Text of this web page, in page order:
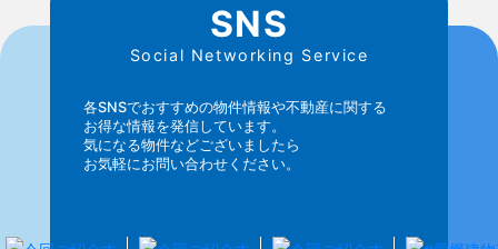
SNS
Social Networking Service
各SNSでおすすめの物件情報や不動産に関する
お得な情報を発信しています。
気になる物件などございましたら
お気軽にお問い合わせください。